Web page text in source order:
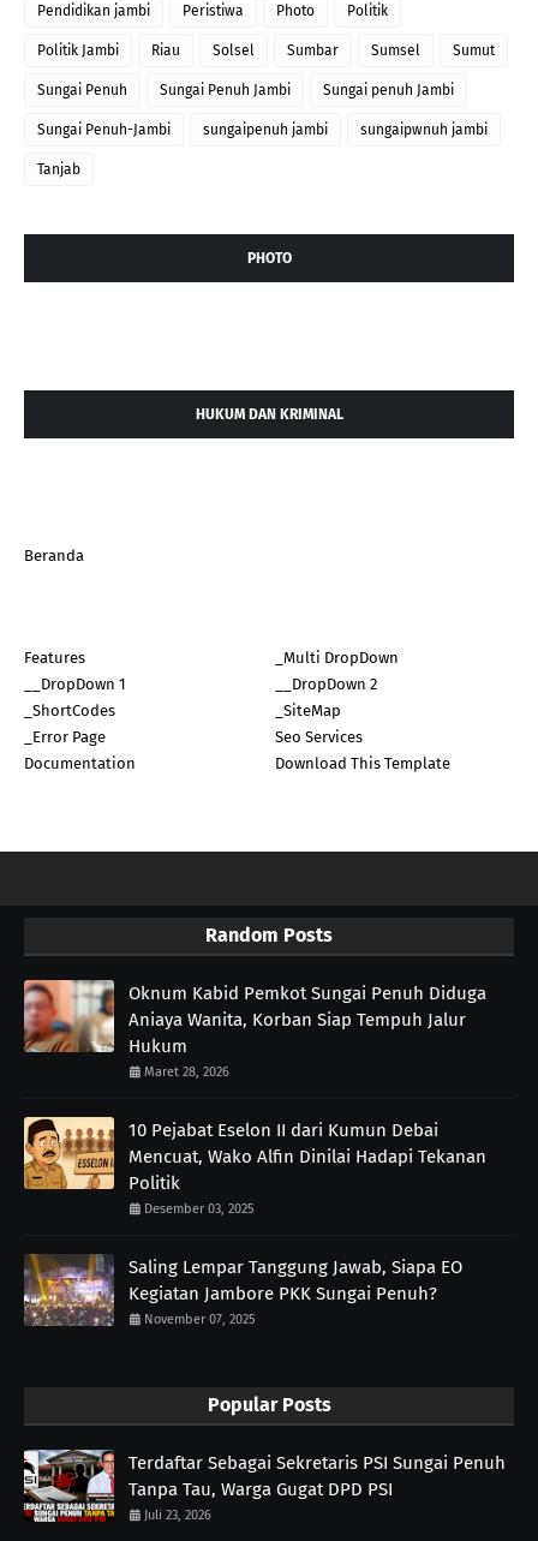
Pendidikan jambi Peristiwa Photo Politik
Politik Jambi Riau Solsel Sumbar Sumsel Sumut
Sungai Penuh Sungai Penuh Jambi Sungai penuh Jambi
Sungai Penuh-Jambi sungaipenuh jambi sungaipwnuh jambi
Tanjab
PHOTO
HUKUM DAN KRIMINAL
Beranda
Features
_Multi DropDown
__DropDown 1
__DropDown 2
_ShortCodes
_SiteMap
_Error Page
Seo Services
Documentation
Download This Template
Random Posts
Oknum Kabid Pemkot Sungai Penuh Diduga
Aniaya Wanita, Korban Siap Tempuh Jalur
Hukum
Maret 28, 2026
10 Pejabat Eselon II dari Kumun Debai
Mencuat, Wako Alfin Dinilai Hadapi Tekanan
Politik
Desember 03, 2025
Saling Lempar Tanggung Jawab, Siapa EO
Kegiatan Jambore PKK Sungai Penuh?
November 07, 2025
Popular Posts
Terdaftar Sebagai Sekretaris PSI Sungai Penuh
Tanpa Tau, Warga Gugat DPD PSI
Juli 23, 2026